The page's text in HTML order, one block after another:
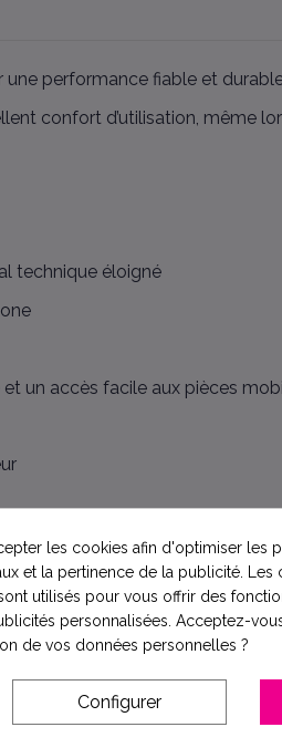
performance fiable et
confort d’utilisation, même
technique éloigné
un accès facile aux pièces
les cookies afin d'optimiser les
et la pertinence de la publicité. Les
utilisés pour vous offrir des
personnalisées. Acceptez-
de vos données personnelles ?
Configurer